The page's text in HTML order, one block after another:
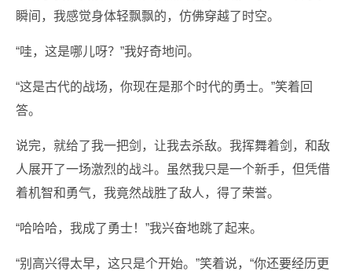
瞬间，我感觉身体轻飘飘的，仿佛穿越了时空。
“哇，这是哪儿呀？”我好奇地问。
“这是古代的战场，你现在是那个时代的勇士。”笑着回
答。
说完，就给了我一把剑，让我去杀敌。我挥舞着剑，和敌
人展开了一场激烈的战斗。虽然我只是一个新手，但凭借
着机智和勇气，我竟然战胜了敌人，得了荣誉。
“哈哈哈，我成了勇士！”我兴奋地跳了起来。
“别高兴得太早，这只是个开始。”笑着说，“你还要经历更